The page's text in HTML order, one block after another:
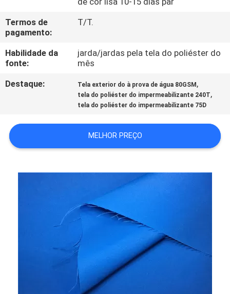
NOS
NOTÍCIA
CASOS
NEWS
PRIVACY
Termos de
pagamento:
T/T.
Habilidade da
fonte:
jarda/jardas pela tela do poliéster do
mês
Destaque:
Tela exterior do à prova de água 80GSM ,
tela do poliéster do impermeabilizante 240T,
tela do poliéster do impermeabilizante 75D
MELHOR PREÇO